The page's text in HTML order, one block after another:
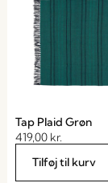
Tap Plaid Grøn
419,00 kr.
Tilføj til kurv